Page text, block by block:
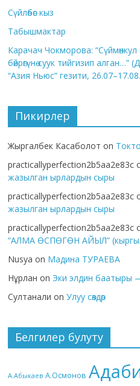
Сүйлөбөс кыз
Табышмактар
Карачач Чокморова: “Сүймөнкул
бөйрөгүнө суук тийгизип
“Азия Ньюс” гезити,
Пикирлер
Жыргалбек Касаболот on
practicallyperfection2b5aa2e83c
жазылган ырлардын сыры
practicallyperfection2b5aa2e83c
жазылган ырлардын сыры
practicallyperfection2b5aa2e83c
“АЛМА ӨСПӨГӨН АЙЫЛ”
Nusya on Мадина ТУРАЕВА
Нұрлан on Эки элдин баатыры
Султанали onУлуу сөздөр
Белгилер булуту
А.Абыкаев А.Осмонов